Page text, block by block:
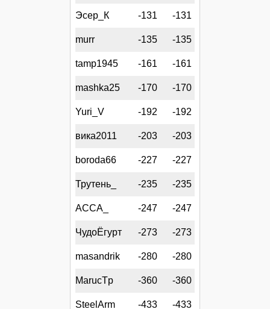
Эсер_К -131 -131
murr -135 -135
tamp1945 -161 -161
mashka25 -170 -170
Yuri_V -192 -192
вика2011 -203 -203
boroda66 -227 -227
Трутень_ -235 -235
АССА_ -247 -247
ЧудоЁгурт -273 -273
masandrik -280 -280
MarucTp -360 -360
SteelArm -433 -433